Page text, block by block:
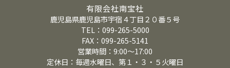
有限会社南宝社
鹿児島県鹿児島市宇宿４丁目２０番５号
TEL：099-265-5000
FAX：099-265-5141
営業時間：9:00～17:00
定休日：毎週水曜日、第１・３・５火曜日